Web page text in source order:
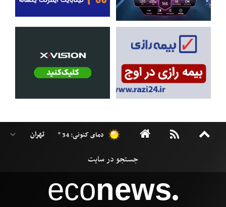
دمای کنونی: 34 °
econews●